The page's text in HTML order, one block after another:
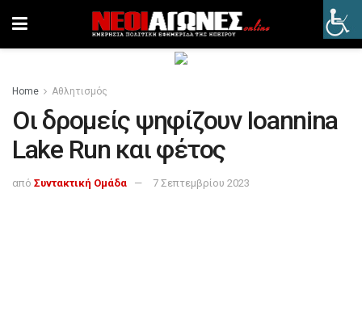
Home Αθλητισμός
Οι δρομείς ψηφίζουν Ioannina
Lake Run και φέτος
από Συντακτική Ομάδα 7 Σεπτεμβρίου 2023